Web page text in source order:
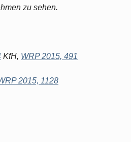
zu sehen.
KfH, WRP 2015, 491
2015, 1128